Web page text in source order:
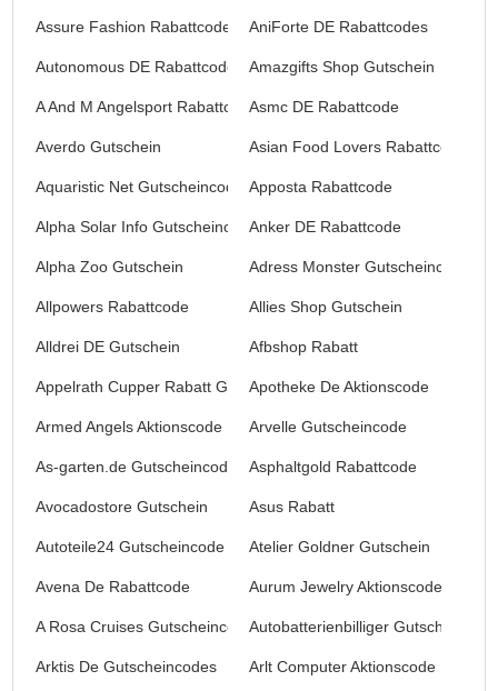
Assure Fashion Rabattcode AniForte DE Rabattcodes
Autonomous DE Rabattcode Amazgifts Shop Gutschein
A And M Angelsport RabattcodeAsmc DE Rabattcode
Averdo Gutschein Asian Food Lovers Rabattcode
Aquaristic Net Gutscheincode Apposta Rabattcode
Alpha Solar Info GutscheincodeAnker DE Rabattcode
Alpha Zoo Gutschein Adress Monster Gutscheincode
Allpowers Rabattcode Allies Shop Gutschein
Alldrei DE Gutschein Afbshop Rabatt
Appelrath Cupper Rabatt GutscheinApotheke De Aktionscode
Armed Angels Aktionscode Arvelle Gutscheincode
As-garten.de Gutscheincodes Asphaltgold Rabattcode
Avocadostore Gutschein Asus Rabatt
Autoteile24 Gutscheincode Atelier Goldner Gutschein
Avena De Rabattcode Aurum Jewelry Aktionscode
A Rosa Cruises GutscheincodeAutobatterienbilliger Gutscheincode
Arktis De Gutscheincodes Arlt Computer Aktionscode